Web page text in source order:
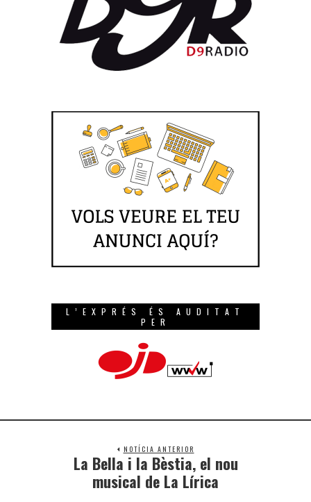
L’EXPRÉS ÉS AUDITAT
PER
NOTÍCIA ANTERIOR
La Bella i la Bèstia, el nou
musical de La Líric​a